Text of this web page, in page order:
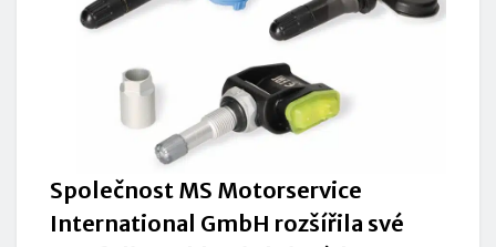
Společnost MS Motorservice
International GmbH rozšířila své